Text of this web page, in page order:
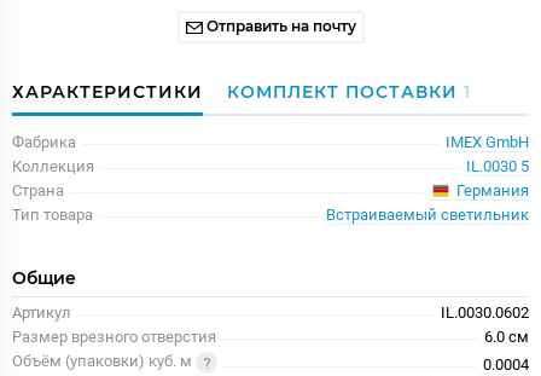
Отправить на почту
ХАРАКТЕРИСТИКИ КОМПЛЕКТ ПОСТАВКИ 1
Фабрика
IMEX GmbH
Коллекция
IL.0030 5
Страна
Германия
Тип товара
Встраиваемый светильник
Общие
Артикул
IL.0030.0602
Размер врезного отверстия
6.0 см
Объём (упаковки) куб. м
0.0004